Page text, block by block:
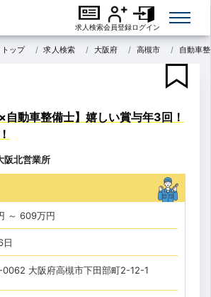
求人検索会員登録ログイン
ップ 求人検索 大阪府 高槻市 自動車
自動車整備士】嬉しい賞与年3回！
阪北営業所
～ 609万円
日
大阪府高槻市下田部町2-12-1